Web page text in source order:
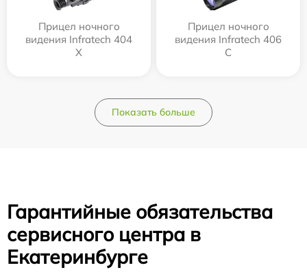
Прицел ночного
видения Infratech 404
Х
Прицел ночного
видения Infratech 406
С
Показать больше
Гарантийные обязательства
сервисного центра в
Екатеринбурге